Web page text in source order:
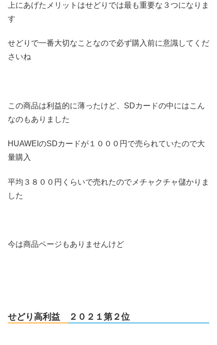
上にあげたメリットはせどりでは最も重要な３つになりま
す
せどりで一番大切なことなので必ず購入前に意識してくだ
さいね
この商品は利益的に薄ったけど、SDカードの中にはこん
なのもありました
HUAWEIのSDカードが１０００円で売られていたので大
量購入
平均３８００円くらいで売れたのでメチャクチャ儲かりま
した
今は商品ページもありませんけど
せどり高利益 ２０２１第２位